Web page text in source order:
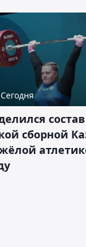
состав
сборной